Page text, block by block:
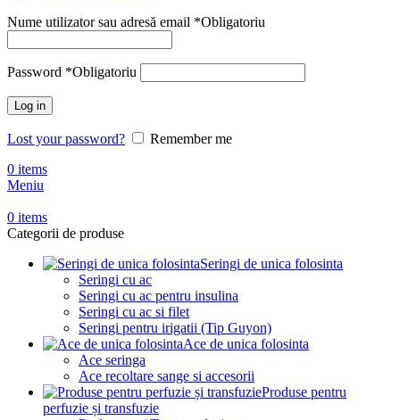
Nume utilizator sau adresă email *Obligatoriu
Password *Obligatoriu
Log in
Lost your password?
Remember me
0 items
Meniu
0 items
Categorii de produse
Seringi de unica folosinta
Seringi cu ac
Seringi cu ac pentru insulina
Seringi cu ac si filet
Seringi pentru irigatii (Tip Guyon)
Ace de unica folosinta
Ace seringa
Ace recoltare sange si accesorii
Produse pentru
perfuzie și transfuzie